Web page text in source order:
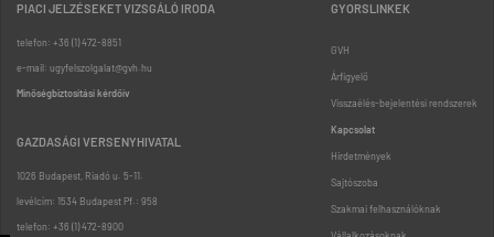
PIACI JELZÉSEKET VIZSGÁLÓ IRODA
telefon: +36 (1) 472-8851
e-mail: ugyfelszolgalat@gvh.hu
Minőségbiztosítási kérdőív
GAZDASÁGI VERSENYHIVATAL
1026 Budapest, Riadó u. 5-11.
levélcím: 1534 Budapest Pf.: 958
telefon: +36 (1) 472-8900
GYORSLINKEK
GVH
Árfigyelő
Visszaélés-bejelentési rendszerek
Kapcsolat
Hirdetmények
Sajtószoba
Szakmai felhasználóknak